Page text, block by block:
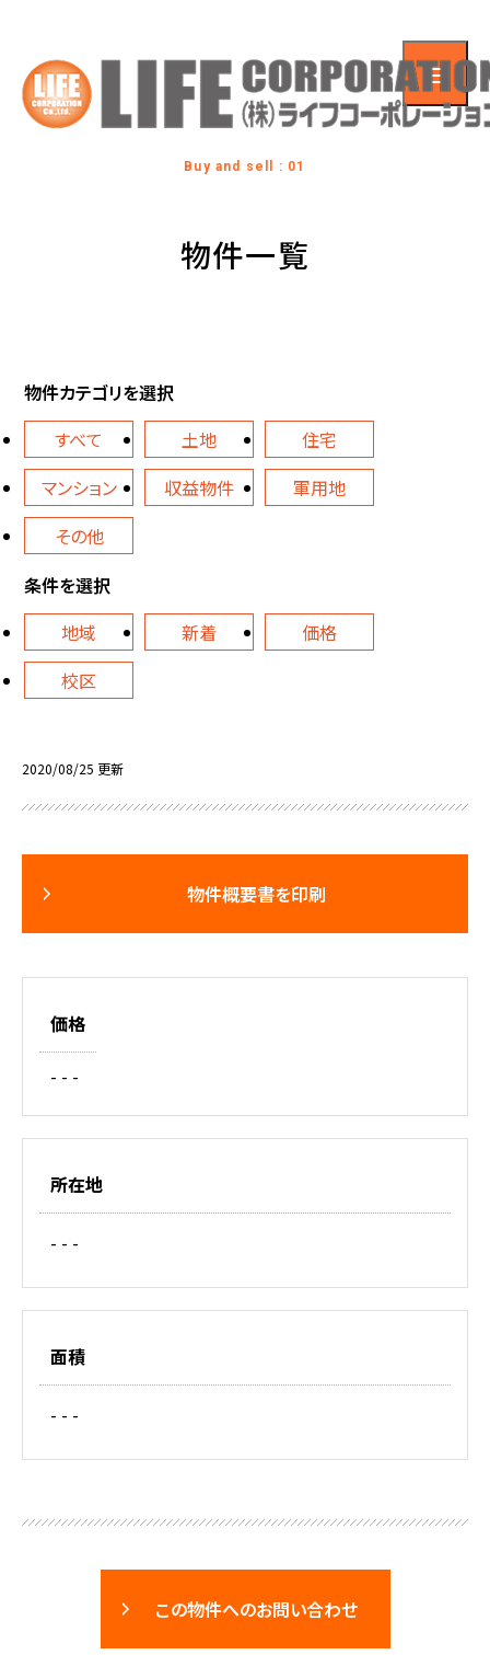
Buy and sell : 01
物件一覧
物件カテゴリを選択
すべて
土地
住宅
マンション
収益物件
軍用地
その他
条件を選択
地域
新着
価格
校区
2020/08/25 更新
物件概要書を印刷
価格
- - -
所在地
- - -
面積
- - -
この物件へのお問い合わせ